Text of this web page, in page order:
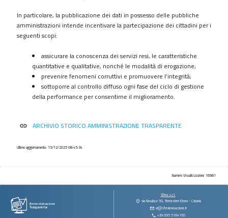
Controlli
sulle
contratti
contributi
vantaggi
immobili
e
In particolare, la pubblicazione dei dati in possesso delle pubbliche
amministrazioni intende incentivare la partecipazione dei cittadini per i
seguenti scopi:
assicurare la conoscenza dei servizi resi, le caratteristiche
quantitative e qualitative, nonché le modalità di erogazione;
prevenire fenomeni corruttivi e promuovere l’integrità;
sottoporre al controllo diffuso ogni fase del ciclo di gestione
della performance per consentirne il miglioramento.
link ARCHIVIO STORICO AMMINISTRAZIONE TRASPARENTE
Ultimo aggiornamento: 15/12/2025 08:45:34
Numero Visualizzazioni: 16981
Sfera s.r.l.
via Novaluce 50, Tremestieri Etneo - Catania
at@sferainnovazione.it
+39 095 5184160